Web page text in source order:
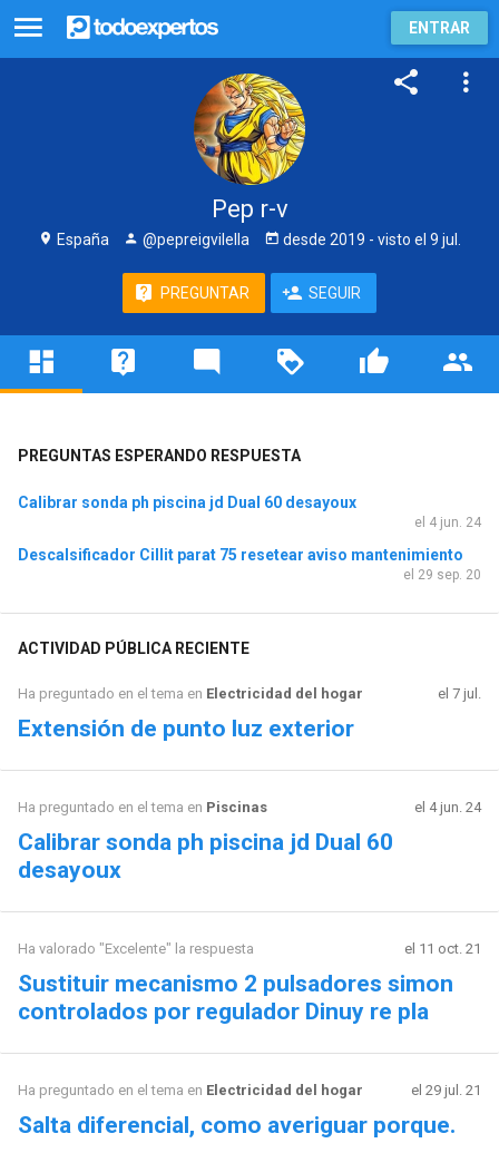
ENTRAR
Pep r-v
España @pepreigvilella desde 2019 - visto el 9 jul.
PREGUNTAR SEGUIR
PREGUNTAS ESPERANDO RESPUESTA
Calibrar sonda ph piscina jd Dual 60 desayoux
el 4 jun. 24
Descalsificador Cillit parat 75 resetear aviso mantenimiento
el 29 sep. 20
ACTIVIDAD PÚBLICA RECIENTE
Ha preguntado en el tema en Electricidad del hogar el 7 jul.
Extensión de punto luz exterior
Ha preguntado en el tema en Piscinas el 4 jun. 24
Calibrar sonda ph piscina jd Dual 60
desayoux
Ha valorado "Excelente" la respuesta el 11 oct. 21
Sustituir mecanismo 2 pulsadores simon
controlados por regulador Dinuy re pla
Ha preguntado en el tema en Electricidad del hogar el 29 jul. 21
Salta diferencial, como averiguar porque.